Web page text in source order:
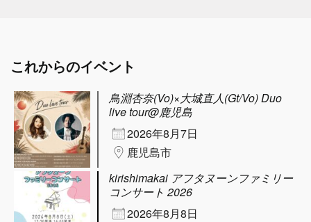
これからのイベント
鳥淵杏奈(Vo)×大城直人(Gt/Vo) Duo
live tour@鹿児島
2026年8月7日
鹿児島市
kirishimakai アフタヌーンファミリー
コンサート 2026
2026年8月8日